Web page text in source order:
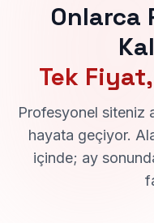
Onlarca
Tek
Profesyonel siteniz
hayata geçiyor.
içinde; ay